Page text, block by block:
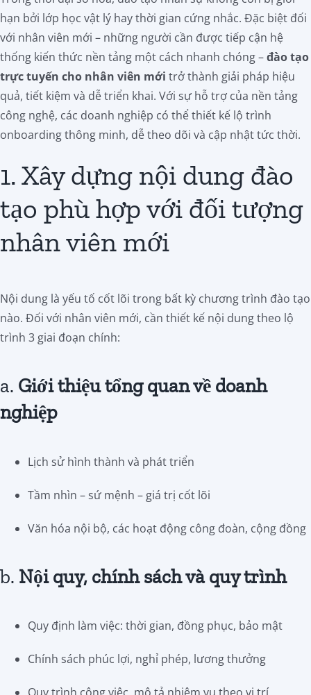
hạn bởi lớp học vật lý hay thời gian cứng nhắc. Đặc biệt đối
với nhân viên mới – những người cần được tiếp cận hệ
thống kiến thức nền tảng một cách nhanh chóng –đào tạo
trực tuyến cho nhân viên mới trở thành giải pháp hiệu
quả, tiết kiệm và dễ triển khai. Với sự hỗ trợ của nền tảng
công nghệ, các doanh nghiệp có thể thiết kế lộ trình
onboarding thông minh, dễ theo dõi và cập nhật tức thời.
1. Xây dựng nội dung đào
tạo phù hợp với đối tượng
nhân viên mới
Nội dung là yếu tố cốt lõi trong bất kỳ chương trình đào tạo
nào. Đối với nhân viên mới, cần thiết kế nội dung theo lộ
trình 3 giai đoạn chính:
a. Giới thiệu tổng quan về doanh
nghiệp
Lịch sử hình thành và phát triển
Tầm nhìn – sứ mệnh – giá trị cốt lõi
Văn hóa nội bộ, các hoạt động công đoàn, cộng đồng
b. Nội quy, chính sách và quy trình
Quy định làm việc: thời gian, đồng phục, bảo mật
Chính sách phúc lợi, nghỉ phép, lương thưởng